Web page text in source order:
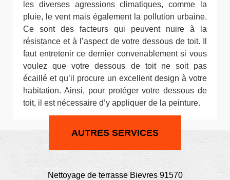
les diverses agressions climatiques, comme la
pluie, le vent mais également la pollution urbaine.
Ce sont des facteurs qui peuvent nuire à la
résistance et à l’aspect de votre dessous de toit. Il
faut entretenir ce dernier convenablement si vous
voulez que votre dessous de toit ne soit pas
écaillé et qu’il procure un excellent design à votre
habitation. Ainsi, pour protéger votre dessous de
toit, il est nécessaire d’y appliquer de la peinture.
AUTRES SERVICES
Nettoyage de terrasse Bievres 91570